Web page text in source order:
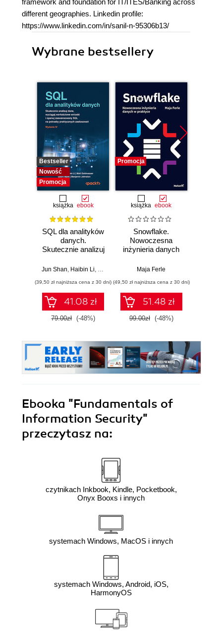
framework and foundation for IT/ITES/Banking across
different geographies. Linkedin profile:
https://www.linkedin.com/in/sanil-n-95306b13/
Wybrane bestsellery
Bestseller
Nowość
Promocja
książka ebook
SQL dla analityków
danych.
Skutecznie analizuj
wartościowe
zaawansowany
SQL na potrzeby
praktycznych
zastosowań.
Wydanie IV
Jun Shan, Haibin Li, Matt Goldwasser,Upom Malik
(39,50 zł najniższa cena z 30 dni)
41.08 zł
79.00zł (-48%)
Promocja
książka ebook
Snowflake.
Nowoczesna
inżynieria danych
Maja Ferle
(49,50 zł najniższa cena z 30 dni)
51.48 zł
99.00zł (-48%)
Ebooka "Fundamentals of
Information Security"
przeczytasz na:
czytnikach Inkbook, Kindle, Pocketbook,
Onyx Booxs i innych
systemach Windows, MacOS i innych
systemach Windows, Android, iOS,
HarmonyOS